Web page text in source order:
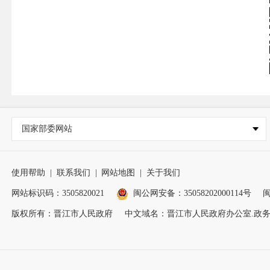
国家部委网站
使用帮助 联系我们 网站地图 关于我们
网站标识码：3505820021 闽公网安备：35058202000114号
版权所有：晋江市人民政府 中文域名：晋江市人民政府办公室.政务